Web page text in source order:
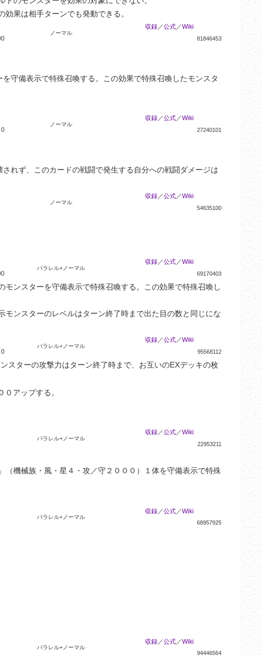
果は相手ターンでも発動できる。
ノーマル
収録／公式／Wiki
81846453
守備表示で特殊召喚する。この効果で特殊召喚したモンスタ
ノーマル
収録／公式／Wiki
0 27240101
れず、このカードの戦闘で発生する自分への戦闘ダメージは
ノーマル
収録／公式／Wiki
54635100
パラレル+ノーマル
収録／公式／Wiki
69170403
ンスターを守備表示で特殊召喚する。この効果で特殊召喚し
ンスターのレベルはターン終了時まで出た目の数と同じにな
パラレル+ノーマル
収録／公式／Wiki
0 95568112
スターの攻撃力はターン終了時まで、お互いのEXデッキの枚
アップする。
パラレル+ノーマル
収録／公式／Wiki
22953211
機械族・風・星４・攻／守２０００）１体を守備表示で特殊
パラレル+ノーマル
収録／公式／Wiki
68957925
パラレル+ノーマル
収録／公式／Wiki
94446564